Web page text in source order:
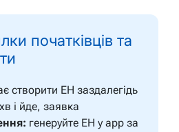
початківців та
створити ЕН заздалегідь
і йде, заявка
генеруйте ЕН у app за